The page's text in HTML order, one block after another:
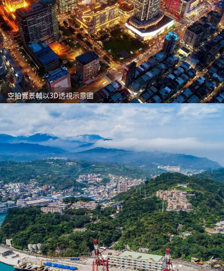
空拍實景輔以3D透視示意圖